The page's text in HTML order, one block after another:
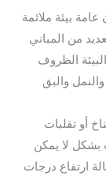
بيئة ملائمة
من المباني
الظروف
والبق
أو تقلبات
بشكل لا يمكن
ارتفاع درجات